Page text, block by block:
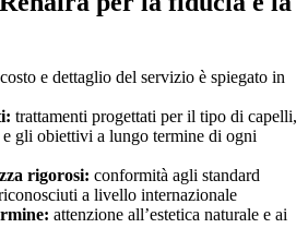
e dettaglio del servizio è spiegato in
trattamenti progettati per il tipo di capelli,
gli obiettivi a lungo termine di ogni
rigorosi: conformità agli standard
a livello internazionale
attenzione all’estetica naturale e ai